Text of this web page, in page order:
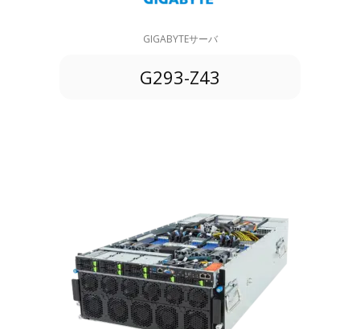
GIGABYTEサーバ
G293-Z43